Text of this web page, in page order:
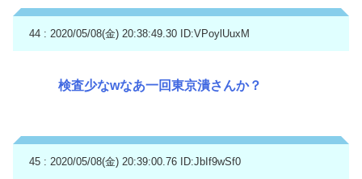
44 : 2020/05/08(金) 20:38:49.30 ID:VPoylUuxM
検査少なwなあ一回東京潰さんか？
45 : 2020/05/08(金) 20:39:00.76 ID:JbIf9wSf0